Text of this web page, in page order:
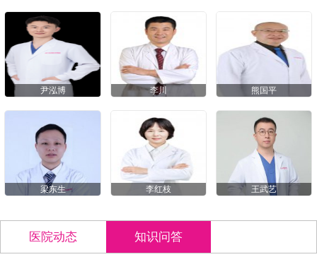
尹泓博 李川 熊国平
梁东生 李红枝 王武艺
医院动态 知识问答